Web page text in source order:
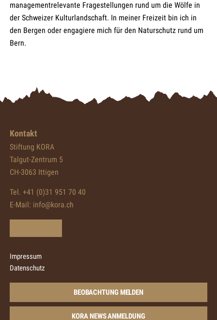
managementrelevante Fragestellungen rund um die Wölfe in
der Schweizer Kulturlandschaft. In meiner Freizeit bin ich in
den Bergen oder engagiere mich für den Naturschutz rund um
Bern.
Kontakt
Stiftung KORA
Talgut-Zentrum 5
CH-3063 Ittigen
Tel. +41 (0)31 951 70 40
E-Mail: info@kora.ch
Impressum
Datenschutz
BEOBACHTUNG MELDEN
KORA NEWS ANMELDUNG